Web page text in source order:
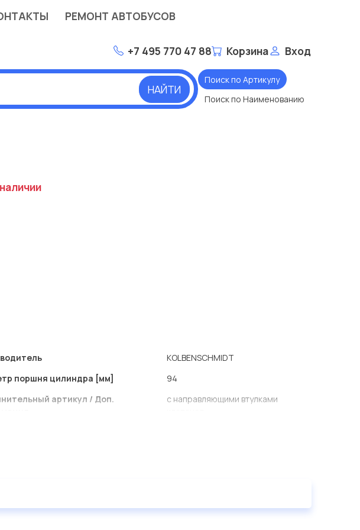
РЕМОНТ АВТОБУСОВ
+7 495 770 47 88 Корзина Вход
НАЙТИ
Поиск по Артикулу
Поиск по Наименованию
KOLBENSCHMIDT
поршня цилиндра [мм]
94
артикул / Доп.
с направляющими втулками